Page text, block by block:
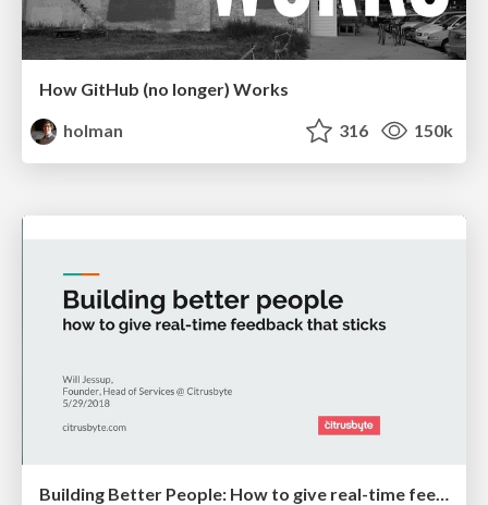
How GitHub (no longer) Works
holman
316 150k
Building Better People: How to give real-time feedback that sticks.